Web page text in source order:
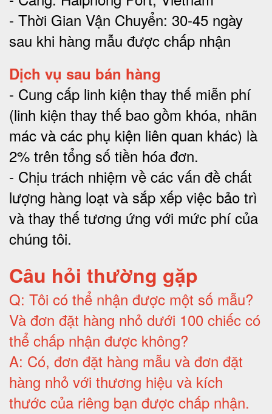
- Thời Gian Vận Chuyển: 30-45 ngày
sau khi hàng mẫu được chấp nhận
Dịch vụ sau bán hàng
- Cung cấp linh kiện thay thế miễn phí
(linh kiện thay thế bao gồm khóa, nhãn
mác và các phụ kiện liên quan khác) là
2% trên tổng số tiền hóa đơn.
- Chịu trách nhiệm về các vấn đề chất
lượng hàng loạt và sắp xếp việc bảo trì
và thay thế tương ứng với mức phí của
chúng tôi.
Câu hỏi thường gặp
Q: Tôi có thể nhận được một số mẫu?
Và đơn đặt hàng nhỏ dưới 100 chiếc có
thể chấp nhận được không?
A: Có, đơn đặt hàng mẫu và đơn đặt
hàng nhỏ với thương hiệu và kích
thước của riêng bạn được chấp nhận.